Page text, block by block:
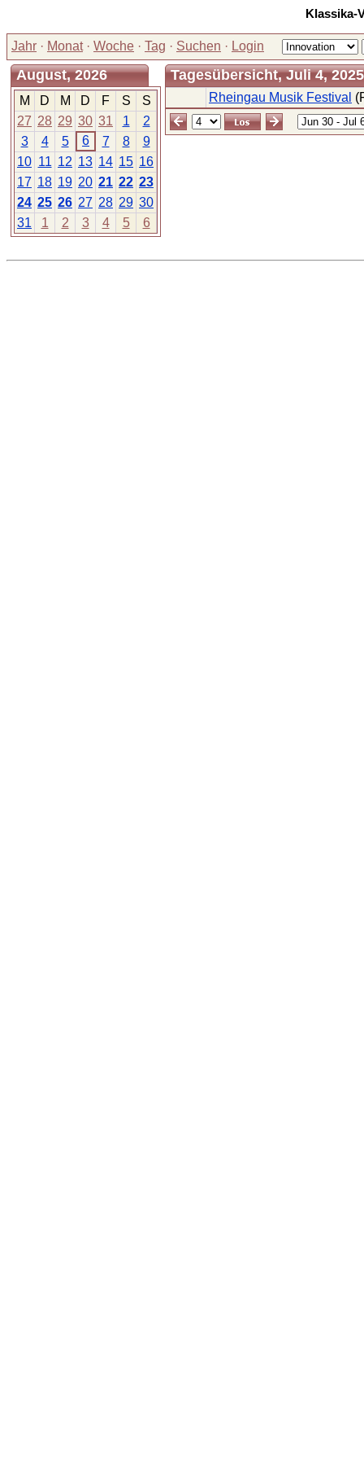
Klassika-
Jahr · Monat· Woche · Tag · Suchen · Login
August, 2026
M D M D F S
S
27 28 29 30 31 1
2
3
4 5 6 7 8
9
10 11 12 13 14 15 16
17 18 19 20 21 22 23
24 25 26 27 28 29 30
31
1 2 3 4 5 6
Tagesübersicht, Juli 4,
Rheingau Musik Festival